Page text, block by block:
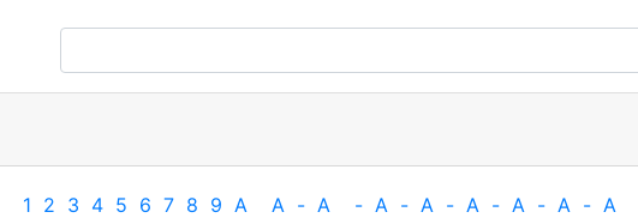
1 2 3 4 5 6 7 8 9 A A - A - A - A - A - A - A - A